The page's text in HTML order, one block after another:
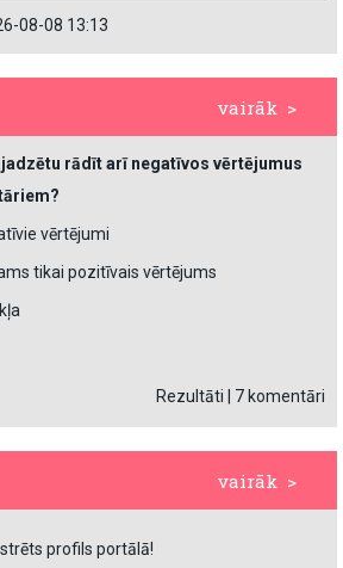
08-08 13:13
vairāk >
rādīt arī negatīvos vērtējumus
vērtējumi
tikai pozitīvais vērtējums
Rezultāti 7 komentāri
vairāk >
profils portālā!